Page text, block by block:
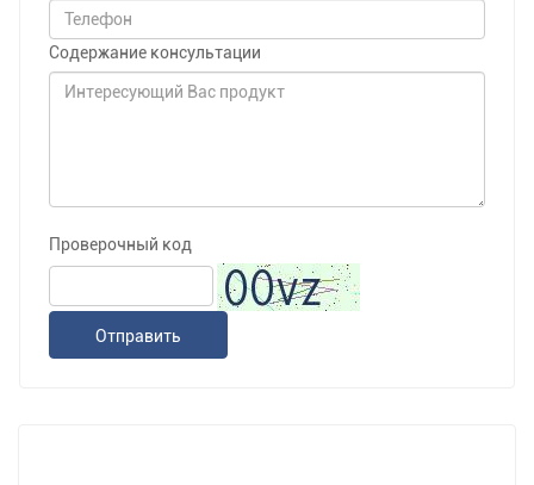
Содержание консультации
Проверочный код
Отправить